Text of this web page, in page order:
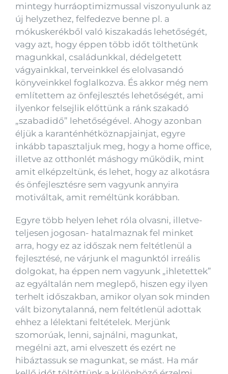
mintegy hurráoptimizmussal viszonyulunk az
új helyzethez, felfedezve benne pl. a
mókuskerékből való kiszakadás lehetőségét,
vagy azt, hogy éppen több időt tölthetünk
magunkkal, családunkkal, dédelgetett
vágyainkkal, terveinkkel és elolvasandó
könyveinkkel foglalkozva. És akkor még nem
említettem az önfejlesztés lehetőségét, ami
ilyenkor felsejlik előttünk a ránk szakadó
„szabadidő” lehetőségével. Ahogy azonban
éljük a karanténhétköznapjainjat, egyre
inkább tapasztaljuk meg, hogy a home office,
illetve az otthonlét máshogy működik, mint
amit elképzeltünk, és lehet, hogy az alkotásra
és önfejlesztésre sem vagyunk annyira
motiváltak, amit reméltünk korábban.
Egyre több helyen lehet róla olvasni, illetve-
teljesen jogosan- hatalmaznak fel minket
arra, hogy ez az időszak nem feltétlenül a
fejlesztésé, ne várjunk el magunktól irreális
dolgokat, ha éppen nem vagyunk „ihletettek”
az egyáltalán nem meglepő, hiszen egy ilyen
terhelt időszakban, amikor olyan sok minden
vált bizonytalanná, nem feltétlenül adottak
ehhez a lélektani feltételek. Merjünk
szomorúak, lenni, sajnálni, magunkat,
megélni azt, ami elveszett és ezért ne
hibáztassuk se magunkat, se mást. Ha már